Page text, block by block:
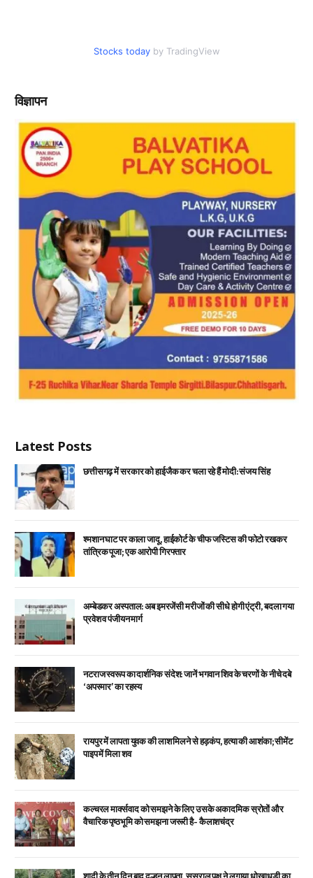
Stocks today by TradingView
विज्ञापन
Latest Posts
छत्तीसगढ़ में सरकार को हाईजैक कर चला रहे हैं मोदी: संजय सिंह
श्मशान घाट पर काला जादू, हाईकोर्ट के चीफ जस्टिस की फोटो रखकर
तांत्रिक पूजा; एक आरोपी गिरफ्तार
अम्बेडकर अस्पताल: अब इमरजेंसी मरीजों की सीधे होगी एंट्री, बदला गया
प्रवेश व पंजीयन मार्ग
नटराज स्वरूप का दार्शनिक संदेश: जानें भगवान शिव के चरणों के नीचे दबे
‘अपस्मार’ का रहस्य
रायपुर में लापता युवक की लाश मिलने से हड़कंप, हत्या की आशंका; सीमेंट
पाइप में मिला शव
कल्चरल मार्क्सवाद को समझने के लिए उसके अकादमिक स्रोतों और
वैचारिक पृष्ठभूमि को समझना जरूरी है- कैलाशचंद्र